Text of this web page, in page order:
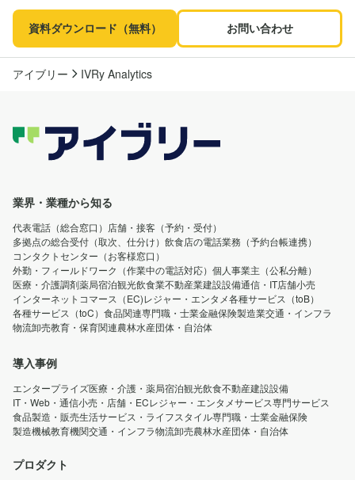
資料ダウンロード（無料） お問い合わせ
アイブリー IVRy Analytics
業界・業種から知る
代表電話（総合窓口） 店舗・接客（予約・受付）
多拠点の総合受付（取次、仕分け） 飲食店の電話業務（予約台帳連携）
コンタクトセンター（お客様窓口）
外勤・フィールドワーク（作業中の電話対応） 個人事業主（公私分離）
医療・介護調剤薬局宿泊観光飲食業不動産業建設設備通信・IT店舗小売
インターネットコマース（EC)レジャー・エンタメ各種サービス（toB）
各種サービス（toC） 食品関連専門職・士業金融保険製造業交通・インフラ
物流卸売教育・保育関連農林水産団体・自治体
導入事例
エンタープライズ医療・介護・薬局宿泊観光飲食不動産建設設備
IT・Web・通信小売・店舗・ECレジャー・エンタメサービス専門サービス
食品製造・販売生活サービス・ライフスタイル専門職・士業金融保険
製造機械教育機関交通・インフラ物流卸売農林水産団体・自治体
プロダクト